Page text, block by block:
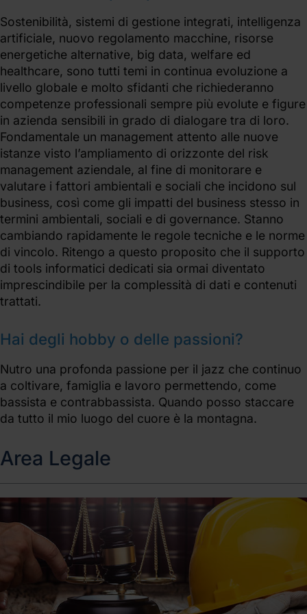
Sostenibilità, sistemi di gestione integrati, intelligenza
artificiale, nuovo regolamento macchine, risorse
energetiche alternative, big data, welfare ed
healthcare, sono tutti temi in continua evoluzione a
livello globale e molto sfidanti che richiederanno
competenze professionali sempre più evolute e figure
in azienda sensibili in grado di dialogare tra di loro.
Fondamentale un management attento alle nuove
istanze visto l’ampliamento di orizzonte del risk
management aziendale, al fine di monitorare e
valutare i fattori ambientali e sociali che incidono sul
business, così come gli impatti del business stesso in
termini ambientali, sociali e di governance. Stanno
cambiando rapidamente le regole tecniche e le norme
di vincolo. Ritengo a questo proposito che il supporto
di tools informatici dedicati sia ormai diventato
imprescindibile per la complessità di dati e contenuti
trattati.
Hai degli hobby o delle passioni?
Nutro una profonda passione per il jazz che continuo
a coltivare, famiglia e lavoro permettendo, come
bassista e contrabbassista. Quando posso staccare
da tutto il mio luogo del cuore è la montagna.
Area Legale